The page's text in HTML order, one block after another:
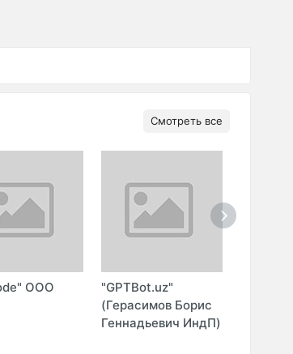
Смотреть все
ООО
"GPTBot.uz"
(Герасимов Борис
Геннадьевич ИндП)